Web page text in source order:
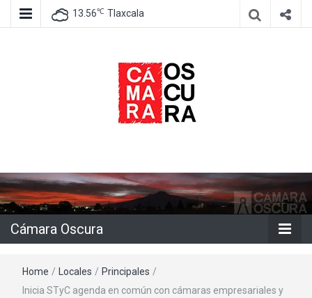
13.56℃ Tlaxcala
Cámara
Oscura
Cámara Oscura
Home / Locales / Principales /
Inicia STyC agenda en común con cámaras empresariales y